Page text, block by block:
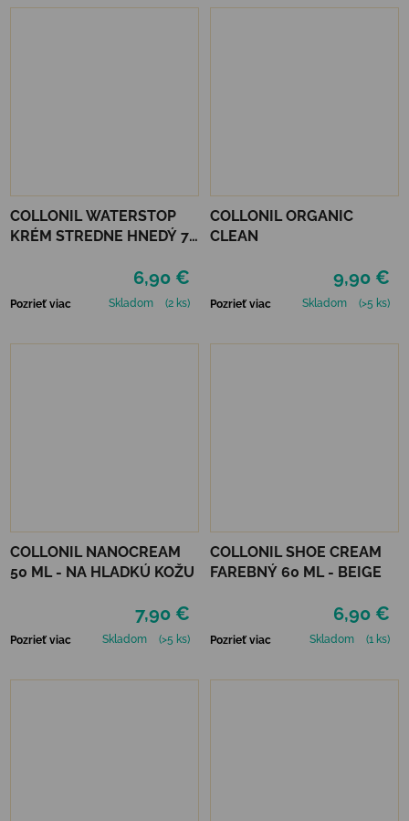
COLLONIL WATERSTOP
KRÉM STREDNE HNEDÝ 75
6,90 €
Pozrieť viac Skladom (2 ks)
COLLONIL ORGANIC
CLEAN
9,90 €
Pozrieť viac Skladom (>5 ks)
COLLONIL NANOCREAM
50 ML - NA HLADKÚ KOŽU
7,90 €
Pozrieť viac Skladom (>5 ks)
COLLONIL SHOE CREAM
FAREBNÝ 60 ML - BEIGE
6,90 €
Pozrieť viac Skladom (1 ks)